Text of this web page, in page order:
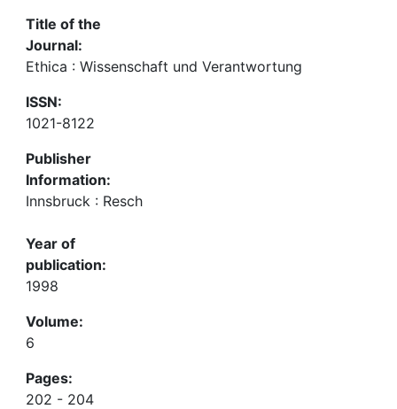
Title of the
Journal:
Ethica : Wissenschaft und Verantwortung
ISSN:
1021-8122
Publisher
Information:
Innsbruck : Resch
Year of
publication:
1998
Volume:
6
Pages:
202 - 204